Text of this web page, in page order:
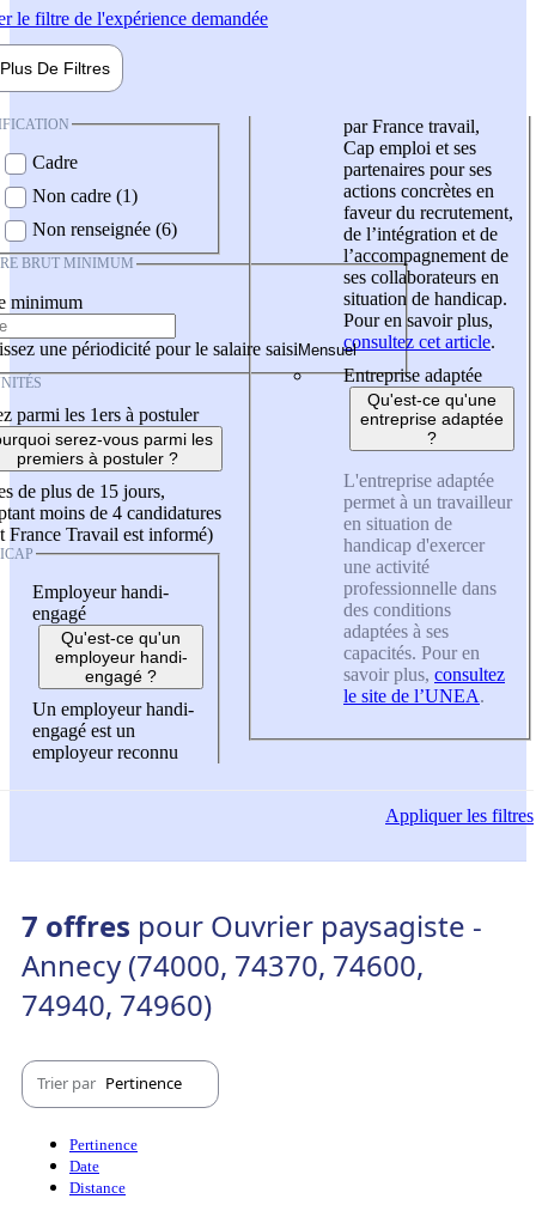
le filtre de l'expérience demandée
Plus De Filtres
Cadre
Non cadre (1)
Non renseignée (6)
BRUT MINIMUM
minimum
une périodicité pour le salaire saisi
parmi les 1ers à postuler
serez-vous parmi les
premiers à postuler ?
de plus de 15 jours,
moins de 4 candidatures
France Travail est informé)
Employeur handi-
engagé
Qu'est-ce qu'un
employeur handi-
engagé ?
Un employeur handi-
engagé est un
employeur reconnu
par France travail,
Cap emploi et ses
partenaires pour ses
actions concrètes en
faveur du recrutement,
de l’intégration et de
l’accompagnement de
ses collaborateurs en
situation de handicap.
Pour en savoir plus,
consultez cet article.
Entreprise adaptée
Qu'est-ce qu'une
entreprise adaptée
?
L'entreprise adaptée
permet à un travailleur
en situation de
handicap d'exercer
une activité
professionnelle dans
des conditions
adaptées à ses
capacités. Pour en
savoir plus, consultez
le site de l’UNEA.
Appliquerles filtres
7 offres pour Ouvrier paysagiste -
Annecy (74000, 74370, 74600,
74940, 74960)
Trier par Pertinence
Pertinence
Date
Distance